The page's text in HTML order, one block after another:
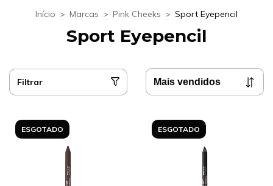
Início > Marcas > Pink Cheeks > Sport Eyepencil
Sport Eyepencil
Filtrar
ESGOTADO ESGOTADO